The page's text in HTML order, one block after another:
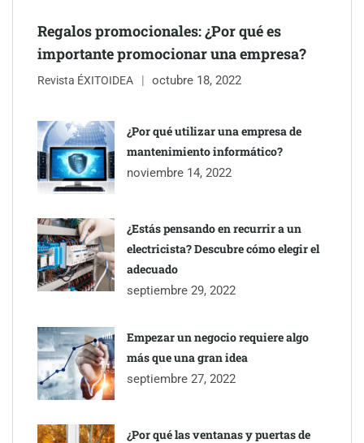
Regalos promocionales: ¿Por qué es
importante promocionar una empresa?
Revista ÉXITOIDEA octubre 18, 2022
¿Por qué utilizar una empresa de
mantenimiento informático?
noviembre 14, 2022
¿Estás pensando en recurrir a un
electricista? Descubre cómo elegir el
adecuado
septiembre 29, 2022
Empezar un negocio requiere algo
más que una gran idea
septiembre 27, 2022
¿Por qué las ventanas y puertas de